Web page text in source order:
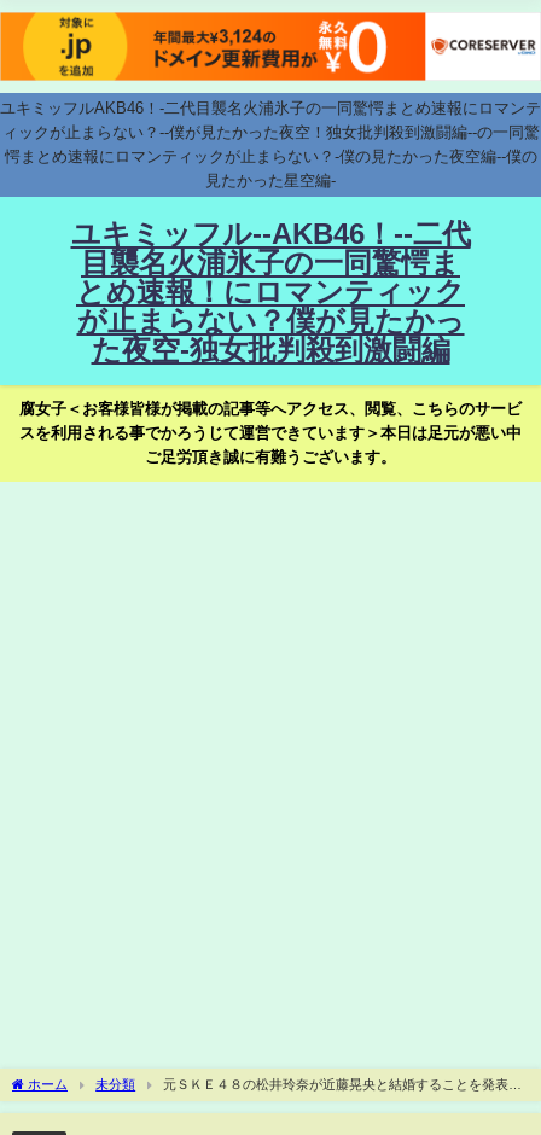
ユキミッフルAKB46！-二代目襲名火浦氷子の一同驚愕まとめ速報にロマンテ
ィックが止まらない？--僕が見たかった夜空！独女批判殺到激闘編--の一同驚
愕まとめ速報にロマンティックが止まらない？-僕の見たかった夜空編--僕の
見たかった星空編-
ユキミッフル--AKB46！--二代
目襲名火浦氷子の一同驚愕ま
とめ速報！にロマンティック
が止まらない？僕が見たかっ
た夜空-独女批判殺到激闘編
腐女子＜お客様皆様が掲載の記事等へアクセス、閲覧、こちらのサービ
スを利用される事でかろうじて運営できています＞本日は足元が悪い中
ご足労頂き誠に有難うございます。
ホーム 未分類
元ＳＫＥ４８の松井玲奈が近藤晃央と結婚することを発表し
た